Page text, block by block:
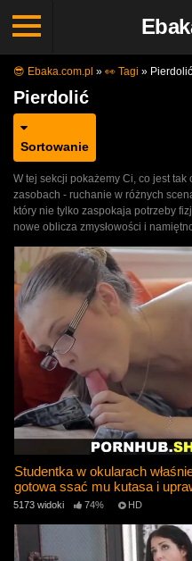
😎 Ebaka.com.pl » 👀 Tagi » Pierdolić
Pierdolić
Sortowanie
W tej sekcji pokażemy Ci, co jest
zasobach - ruchanie w różnych
który nie tylko zaspokaja potrzeby
nowe oblicza zmysłowości i
Studentka w okularach
gotowa ssać mu kutasa i
5173 widoki 74% HD